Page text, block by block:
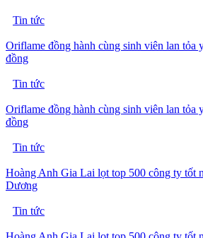
Tin tức
Oriflame đồng hành cùng sinh viên lan tỏa
đồng
Tin tức
Oriflame đồng hành cùng sinh viên lan tỏa
đồng
Tin tức
Hoàng Anh Gia Lai lọt top 500 công ty tốt
Dương
Tin tức